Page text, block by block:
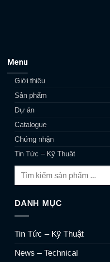
Menu
Giới thiệu
Sản phẩm
Dự án
Catalogue
Chứng nhận
Tin Tức – Kỹ Thuật
DANH MỤC
Tin Tức – Kỹ Thuật
News – Technical